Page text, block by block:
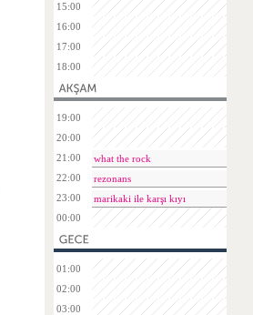
15:00
16:00
17:00
18:00
19:00
20:00
21:00
what the rock
22:00
rezonans
23:00
marikaki ile karşı kıyı
00:00
01:00
02:00
03:00